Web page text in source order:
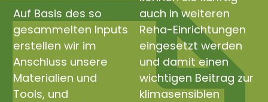
Auf Basis des so
gesammelten Inputs
erstellen wir im
Anschluss unsere
Materialien und
Tools, und
auch in weiteren
Reha-Einrichtungen
eingesetzt werden
und damit einen
wichtigen Beitrag zur
klimasensiblen